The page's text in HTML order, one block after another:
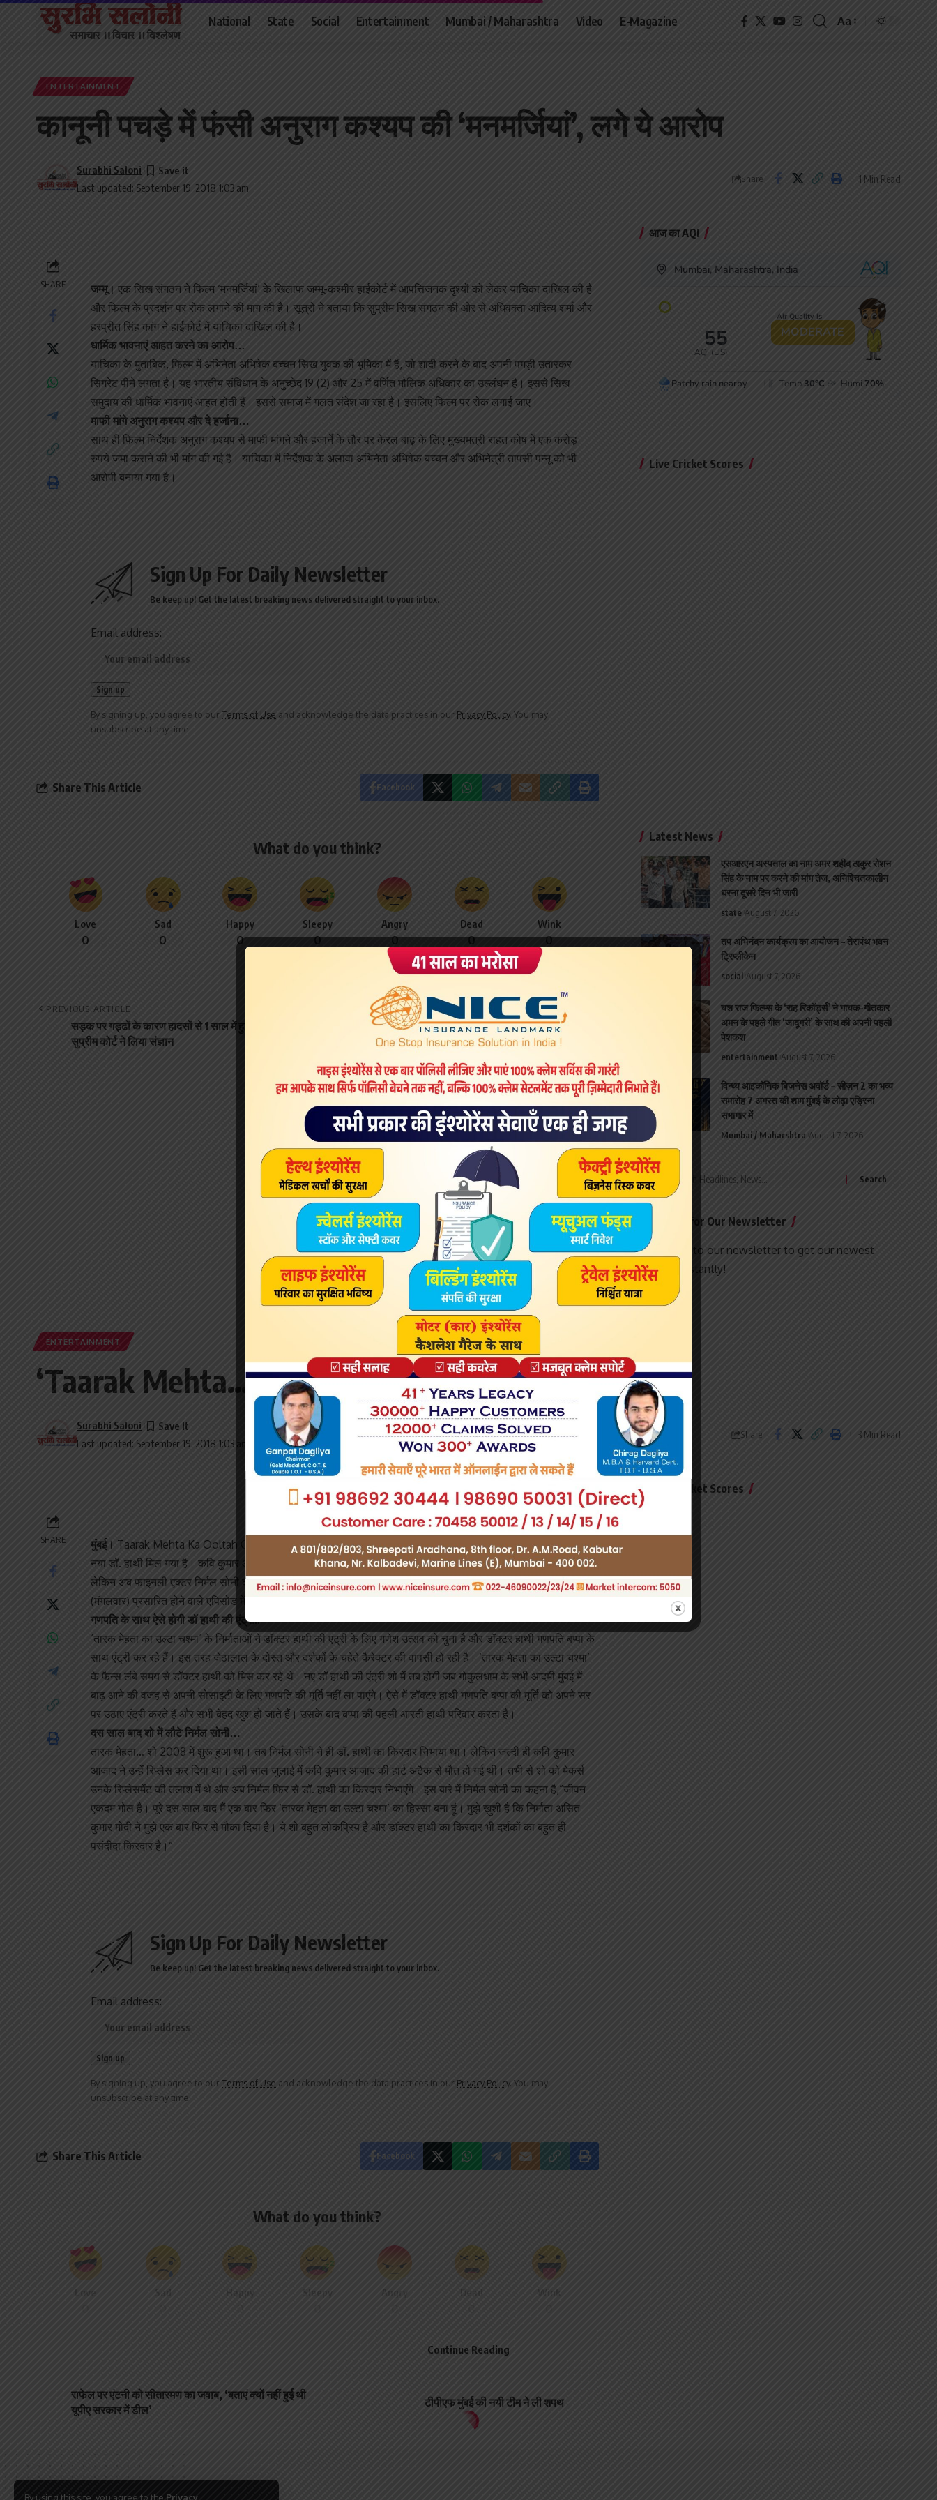
By using this site, you agree to the Privacy
National State Social Entertainment Mumbai / Maharashtra Video E-Magazine
Font
Aa
ENTERTAINMENT
कानूनी पचड़े में फंसी अनुराग कश्यप की ‘मनमर्जियां’, लगे ये आरोप
Last updated: September 19, 2018 1:03 am
Surabhi Saloni
Share 1 Min Read
SHARE जम्मू। एक सिख संगठन ने फिल्म ‘मनमर्जियां’ के खिलाफ जम्मू-कश्मीर हाईकोर्ट में आपत्तिजनक दृश्यों को लेकर याचिका दाखिल की है
और फिल्म के प्रदर्शन पर रोक लगाने की मांग की है। सूत्रों ने बताया कि सुप्रीम सिख संगठन की ओर से अधिवक्ता आदित्य शर्मा और
हरप्रीत सिंह कांग ने हाईकोर्ट में याचिका दाखिल की है।
धार्मिक भावनाएं आहत करने का आरोप…
याचिका के मुताबिक, फिल्म में अभिनेता अभिषेक बच्चन सिख युवक की भूमिका में हैं, जो शादी करने के बाद अपनी पगड़ी उतारकर
सिगरेट पीने लगता है। यह भारतीय संविधान के अनुच्छेद 19 (2) और 25 में वर्णित मौलिक अधिकार का उल्लंघन है। इससे सिख
समुदाय की धार्मिक भावनाएं आहत होती हैं। इससे समाज में गलत संदेश जा रहा है। इसलिए फिल्म पर रोक लगाई जाए।
माफी मांगे अनुराग कश्यप और दे हर्जाना…
साथ ही फिल्म निर्देशक अनुराग कश्यप से माफी मांगने और हजार्ने के तौर पर केरल बाढ़ के लिए मुख्यमंत्री राहत कोष में एक करोड़
रुपये जमा कराने की भी मांग की गई है। याचिका में निर्देशक के अलावा अभिनेता अभिषेक बच्चन और अभिनेत्री तापसी पन्नू को भी
आरोपी बनाया गया है।
Sign Up For Daily Newsletter
Be keep up! Get the latest breaking news delivered straight to your inbox.
Email address:
By signing up, you agree to ourTerms of Use and acknowledge the data practices in our Privacy Policy. You may
unsubscribe at any time.
Share This Article Facebook
What do you think?
Love
0
Sad
0
Happy
0
Sleepy
0
Angry
0
Dead
0
Wink
0
PREVIOUS ARTICLE
सड़क पर गड्ढों के कारण हादसों से 1 साल में हुई 3,597 की मौत,
सुप्रीम कोर्ट ने लिया संज्ञान
NEXT ARTICLE
अगुस्ता वेस्टलैंड: दुबई कोर्ट ने बिचौलिए क्रिश्चियन मिशेल के
प्रत्यर्पण का दिया आदेश
आज का AQI
Live Cricket Scores
Latest News
एसआरएन अस्पताल का नाम अमर शहीद ठाकुर रोशन
सिंह के नाम पर करने की मांग तेज, अनिश्चितकालीन
धरना दूसरे दिन भी जारी
state August 7, 2026
तप अभिनंदन कार्यक्रम का आयोजन – तेरापंथ भवन
ट्रिप्लीकेन
social August 7, 2026
यश राज फिल्म्स के ‘राह रिकॉर्ड्स’ ने गायक-गीतकार
अमन के पहले गीत ‘जादूगरी’ के साथ की अपनी पहली
पेशकश
entertainment August 7, 2026
विन्ध्य आइकॉनिक बिजनेस अवॉर्ड – सीज़न 2 का भव्य
समारोह 7 अगस्त की शाम मुंबई के लोढ़ा एड्रिना
सभागार में
Mumbai / Maharshtra August 7, 2026
Search
for:
Sign Up for Our Newsletter
Subscribe to our newsletter to get our newest
articles instantly!
ENTERTAINMENT
‘Taarak Mehta…’: ढाई महीने बाद आए नए ‘डॉ हाथी’
Last updated: September 19, 2018 1:03 am
Surabhi Saloni
Share 3 Min Read
SHARE मुंबई। Taarak Mehta Ka Ooltah Chashmah के फैंस के लिए खुशखबरी है। आखिरकार ढाई महीने बाद शो के मेकर्स को शो का
नया डॉ. हाथी मिल गया है। कवि कुमार आजाद ने निधन के बाद से ही ये चर्चा थी कि अब शो में कौन डॉक्टर हाथी का रोल निभाएगा।
लेकिन अब फाइनली एक्टर निर्मल सोनी का नाम सामने आ चुका है। एंटरटेनमेंट वेबसाइट स्पॉटब्वॉय की रिपोर्ट के मुताबिक आज
(मंगलवार) प्रसारित होने वाले एपिसोड में एक्टर निर्मल सोनी डॉ. हाथी के किरदार में बप्पा की आरती करते नजर आएंगे।
गणपति के साथ ऐसे होगी डॉ हाथी की एंट्री..
‘तारक मेहता का उल्टा चश्मा’ के निर्माताओं ने डॉक्टर हाथी की एंट्री के लिए गणेश उत्सव को चुना है और डॉक्टर हाथी गणपति बप्पा के
साथ एंट्री कर रहे हैं। इस तरह जेठालाल के दोस्त और दर्शकों के चहेते कैरेक्टर की वापसी हो रही है। ‘तारक मेहता का उल्टा चश्मा’
के फैन्स लंबे समय से डॉक्टर हाथी को मिस कर रहे थे। नए डॉ हाथी की एंट्री शो में तब होगी जब गोकुलधाम के सभी आदमी मुंबई में
बाढ़ आने की वजह से अपनी सोसाइटी के लिए गणपति की मूर्ति नहीं ला पाएंगे। ऐसे में डॉक्टर हाथी गणपति बप्पा की मूर्ति को अपने सर
पर उठाए एंट्री करते हैं और सभी बेहद खुश हो जाते हैं। उसके बाद बप्पा की पहली आरती हाथी परिवार करता है।
दस साल बाद शो में लौटे निर्मल सोनी…
तारक मेहता… शो 2008 में शुरू हुआ था। तब निर्मल सोनी ने ही डॉ. हाथी का किरदार निभाया था। लेकिन जल्दी ही कवि कुमार
आजाद ने उन्हें रिप्लेस कर दिया था। इसी साल जुलाई में कवि कुमार आजाद की हार्ट अटैक से मौत हो गई थी। तभी से शो को मेकर्स
उनके रिप्लेसमेंट की तलाश में थे और अब निर्मल फिर से डॉ. हाथी का किरदार निभाएंगे। इस बारे में निर्मल सोनी का कहना है,”जीवन
एकदम गोल है। पूरे दस साल बाद मैं एक बार फिर ‘तारक मेहता का उल्टा चश्मा’ का हिस्सा बना हूं। मुझे ख़ुशी है कि निर्माता असित
कुमार मोदी ने मुझे एक बार फिर से मौका दिया है। ये शो बहुत लोकप्रिय है और डॉक्टर हाथी का किरदार भी दर्शकों का बहुत ही
पसंदीदा किरदार है।”
Sign Up For Daily Newsletter
Be keep up! Get the latest breaking news delivered straight to your inbox.
Email address:
By signing up, you agree to our Terms of Use and acknowledge the data practices in our Privacy Policy. You may
unsubscribe at any time.
Share This Article Facebook
What do you think?
Love Sad Happy Sleepy Angry Dead Wink
राफेल पर एंटनी को सीतारमण का जवाब, ‘बताएं क्यों नहीं हुई थी
यूपीए सरकार में डील’
टीपीएफ मुंबई की नयी टीम ने ली शपथ
Live Cricket Scores
Continue Reading